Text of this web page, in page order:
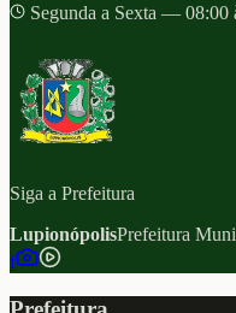
Segunda a Sexta — 08:00
Siga a Prefeitura
LupionópolisPrefeitura
f